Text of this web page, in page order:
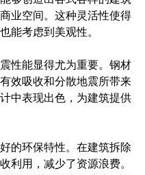
业空间。这种灵活性使得
能考虑到美观性。
性能显得尤为重要。钢材
效吸收和分散地震所带来
中表现出色，为建筑提供
的环保特性。在建筑拆除
利用，减少了资源浪费。